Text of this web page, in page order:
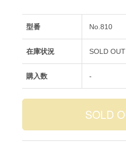
型番 No.810
在庫状況 SOLD OUT
購入数 -